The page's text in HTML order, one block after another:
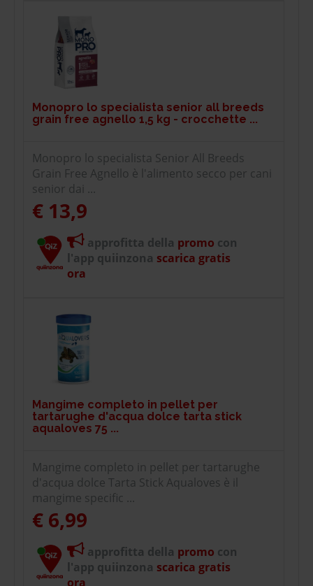
Monopro lo specialista senior all breeds
grain free agnello 1,5 kg - crocchette ...
Monopro lo specialista Senior All Breeds
Grain Free Agnello è l'alimento secco per cani
senior dai ...
€ 13,9
approfitta della promo con
l'app quiinzona scarica gratis
ora
Mangime completo in pellet per
tartarughe d'acqua dolce tarta stick
aqualoves 75 ...
Mangime completo in pellet per tartarughe
d'acqua dolce Tarta Stick Aqualoves è il
mangime specific ...
€ 6,99
approfitta della promo con
l'app quiinzona scarica gratis
ora